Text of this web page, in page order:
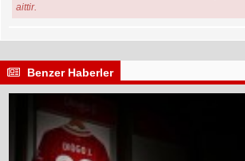
aittir.
Benzer Haberler